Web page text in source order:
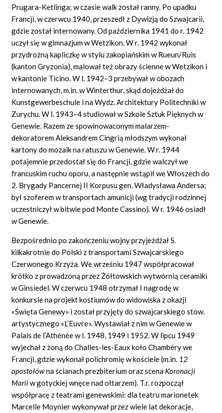
Prugara-Ketlinga; w czasie walk został ranny. Po upadku
Francji, w czerwcu 1940, przeszedł z Dywizją do Szwajcarii,
gdzie został internowany. Od października 1941 do r. 1942
uczył się w gimnazjum w Wetzikon. W r. 1942 wykonał
przydrożną kapliczkę w stylu zakopiańskim w Rueun/Ruis
(kanton Gryzonia), malował też obrazy ścienne w Wetzikon i
w kantonie Ticino. W l. 1942–3 przebywał w obozach
internowanych, m.in. w Winterthur, skąd dojeżdżał do
Kunstgewerbeschule i na Wydz. Architektury Politechniki w
Zurychu. W l. 1943–4 studiował w Szkole Sztuk Pięknych w
Genewie. Razem ze spowinowaconym malarzem-
dekoratorem Aleksandrem Cingrią młodszym wykonał
kartony do mozaik na ratuszu w Genewie. W r. 1944
potajemnie przedostał się do Francji, gdzie walczył we
francuskim ruchu oporu, a następnie wstąpił we Włoszech do
2. Brygady Pancernej II Korpusu gen. Władysława Andersa;
był szoferem w transportach amunicji (wg tradycji rodzinnej
uczestniczył w bitwie pod Monte Cassino). W r. 1946 osiadł
w Genewie.
Bezpośrednio po zakończeniu wojny przyjeżdżał S.
kilkakrotnie do Polski z transportami Szwajcarskiego
Czerwonego Krzyża. We wrześniu 1947 współpracował
krótko z prowadzoną przez Żółtowskich wytwórnią ceramiki
w Ginsiedel. W czerwcu 1948 otrzymał I nagrodę w
konkursie na projekt kostiumów do widowiska z okazji
«Święta Genewy» i został przyjęty do szwajcarskiego stow.
artystycznego «L’Euvre». Wystawiał z nim w Genewie w
Palais de l’Athénée w l. 1948, 1949 i 1952. W lipcu 1949
wyjechał z żoną do Challes-les-Eaux koło Chambéry we
Francji, gdzie wykonał polichromię w kościele (m.in. 12
apostołówna ścianach prezbiterium oraz scena Koronacji
Mariiw gotyckiej wnęce nad ołtarzem). T.r. rozpoczął
współpracę z teatrami genewskimi: dla teatru marionetek
Marcelle Moynier wykonywał przez wiele lat dekoracje,